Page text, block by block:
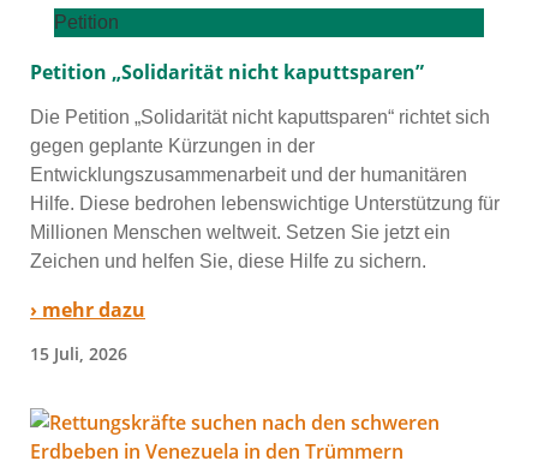
Petition
Petition „Solidarität nicht kaputtsparen”
Die Petition „Solidarität nicht kaputt­spa­ren“ rich­tet sich
gegen geplan­te Kürzungen in der
Entwicklungszusammenarbeit und der huma­ni­tä­ren
Hilfe. Diese bedro­hen lebens­wich­ti­ge Unterstützung für
Millionen Menschen welt­weit. Setzen Sie jetzt ein
Zeichen und hel­fen Sie, die­se Hilfe zu sichern.
› mehr dazu
15 Juli, 2026